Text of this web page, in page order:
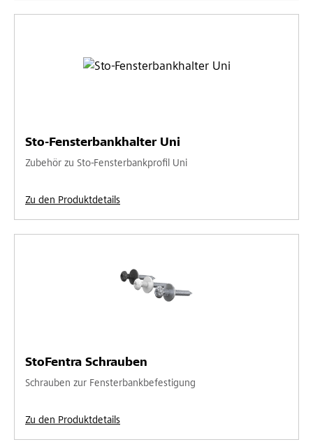
Sto-Fensterbankhalter Uni
Zubehör zu Sto-Fensterbankprofil Uni
Zu den Produktdetails
StoFentra Schrauben
Schrauben zur Fensterbankbefestigung
Zu den Produktdetails